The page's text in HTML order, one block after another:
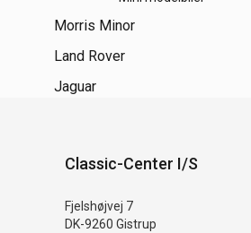
Morris Minor
Land Rover
Jaguar
Classic-Center I/S
Fjelshøjvej 7
DK-9260 Gistrup